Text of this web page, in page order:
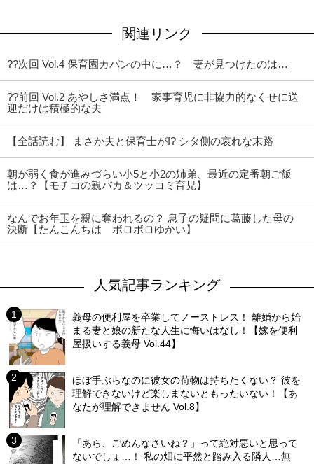
関連リンク
??次回 Vol.4 保育園カバンの中に…？ 妻が見つけたのは…
??前回 Vol.2 あやしさ満点！ 家事育児に非協力的なくせに送
迎だけは積極的な夫
【全話読む】 まさか夫と保育士が!? シタ側の哀れな末路
朝が弱く食が進みづらい小5と小2の姉弟、最近の定番朝ご飯
は…？【モチコの親バカ＆ツッコミ育児】
なんでお年玉を親に奪われるの？ 息子の疑問に葛藤した母の
決断【たんこんちは ボロボロゆかい】
人気記事ランキング
義母の便利屋を卒業してノーストレス！ 離婚から始
まる妻と娘の新たな人生に悔いはなし！【嫁を便利
屋扱いする義母 Vol.44】
ほぼ手ぶらなのに彼女の荷物は持ちたくない？ 彼を
理解できないけど楽しまないともったいない！【あ
なたが理解できません Vol.8】
「あら、ごめんなさいね？」って絶対悪いと思って
ないでしょ…！ 私の畑に平然と踏み入る隣人…無